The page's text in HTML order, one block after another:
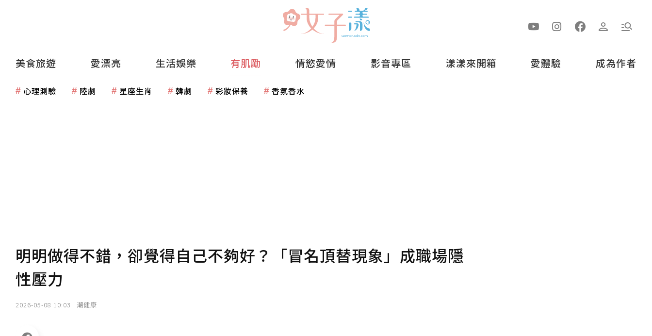
美食旅遊 愛漂亮 生活娛樂 有肌勵 情慾愛情 影音專區 漾漾來開箱 愛體驗 成為作者
心理測驗 陸劇 星座生肖 韓劇 彩妝保養 香氛香水
明明做得不錯，卻覺得自己不夠好？「冒名頂替現象」成職場隱
性壓力
2026-05-08 10:03 潮健康